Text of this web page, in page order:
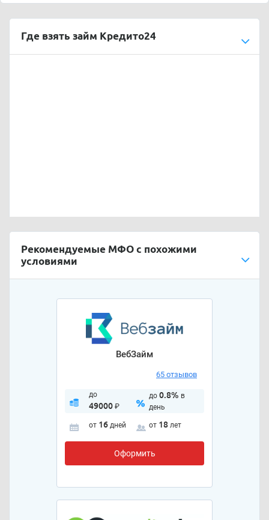
Где взять займ Кредито24
Рекомендуемые МФО с похожими
условиями
ВебЗайм
65 отзывов
до
49000₽
до 0.8% в
день
от 16 дней от 18 лет
Оформить